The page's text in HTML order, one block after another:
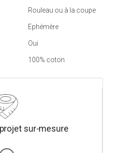
Rouleau ou à la coupe
Ephémère
Oui
100% coton
sur-mesure